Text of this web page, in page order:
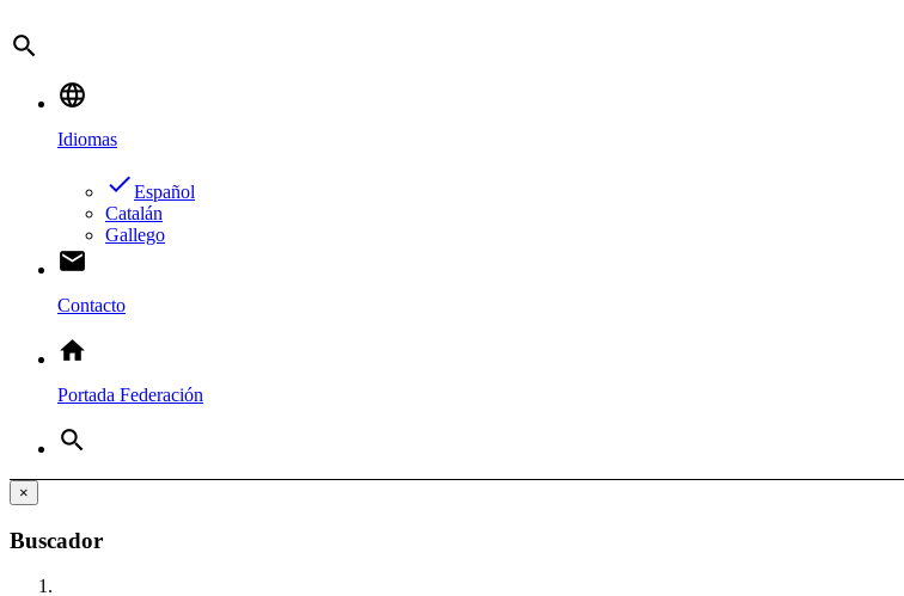
search
language
Idiomas
doneEspañol
Catalán
Gallego
email
Contacto
home
Portada Federación
search
×
Buscador